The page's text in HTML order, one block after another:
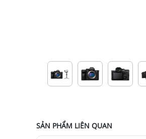
SẢN PHẨM LIÊN QUAN